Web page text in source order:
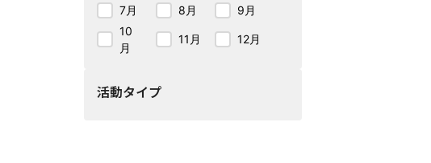
7月
8月
9月
10
月
11月 12月
活動タイプ